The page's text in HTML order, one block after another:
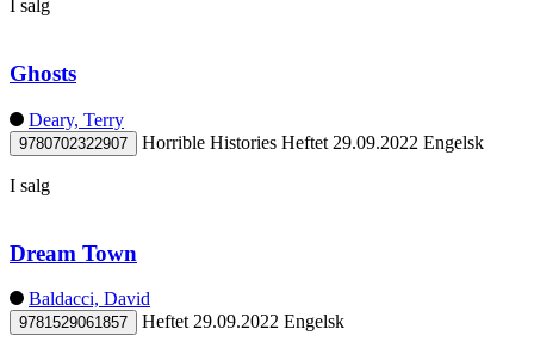
I salg
Ghosts
Deary, Terry
9780702322907 Horrible Histories Heftet 29.09.2022 Engelsk
I salg
Dream Town
Baldacci, David
9781529061857 Heftet 29.09.2022 Engelsk